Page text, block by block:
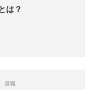
は？
退職